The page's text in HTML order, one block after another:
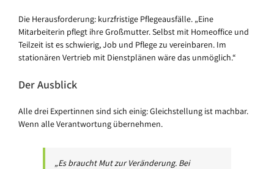
Die Herausforderung: kurzfristige Pflegeausfälle. „Eine
Mitarbeiterin pflegt ihre Großmutter. Selbst mit Homeoffice und
Teilzeit ist es schwierig, Job und Pflege zu vereinbaren. Im
stationären Vertrieb mit Dienstplänen wäre das unmöglich.“
Der Ausblick
Alle drei Expertinnen sind sich einig: Gleichstellung ist machbar.
Wenn alle Verantwortung übernehmen.
„Es braucht Mut zur Veränderung. Bei